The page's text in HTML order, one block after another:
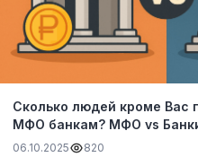
Сколько людей кроме Вас
МФО банкам? МФО vs
06.10.2025 820